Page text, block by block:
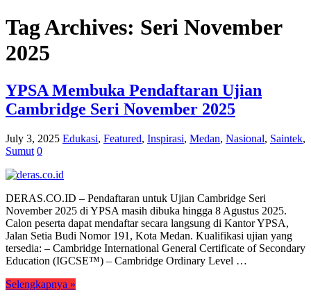
Tag Archives: Seri November
2025
YPSA Membuka Pendaftaran Ujian
Cambridge Seri November 2025
July 3, 2025 Edukasi, Featured, Inspirasi, Medan, Nasional, Saintek,
Sumut 0
DERAS.CO.ID – Pendaftaran untuk Ujian Cambridge Seri
November 2025 di YPSA masih dibuka hingga 8 Agustus 2025.
Calon peserta dapat mendaftar secara langsung di Kantor YPSA,
Jalan Setia Budi Nomor 191, Kota Medan. Kualifikasi ujian yang
tersedia: – Cambridge International General Certificate of Secondary
Education (IGCSE™) – Cambridge Ordinary Level …
Selengkapnya »